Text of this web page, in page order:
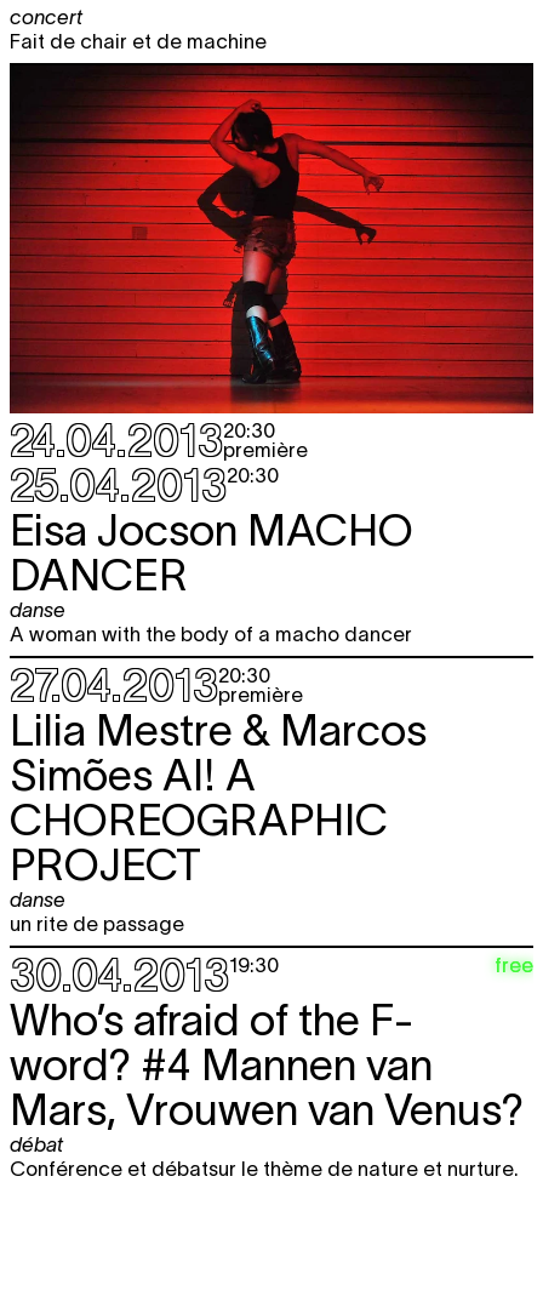
concert
Fait de chair et de machine
24.04.201320:30
première
25.04.201320:30
Eisa Jocson MACHO
DANCER
danse
A woman with the body of a macho dancer
27.04.201320:30
première
Lilia Mestre & Marcos
Simões AI! A
CHOREOGRAPHIC
PROJECT
danse
un rite de passage
30.04.201319:30 free
Who’s afraid of the F-
word? #4 Mannen van
Mars, Vrouwen van Venus?
débat
Conférence et débatsur le thème de nature et nurture.